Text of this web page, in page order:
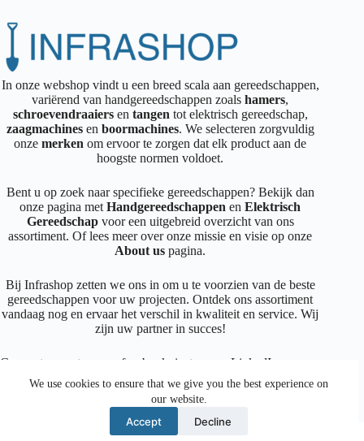
We use cookies to ensure that we give you the best experience on
our website.
Accept Decline
In onze webshop vindt u een breed scala aan gereedschappen,
variërend van handgereedschappen zoalshamers,
schroevendraaiersen tangen tot elektrisch gereedschap,
zaagmachines en boormachines. We selecteren zorgvuldig
onzemerkenom ervoor te zorgen dat elk product aan de
hoogste normen voldoet.
Bent u op zoek naar specifieke gereedschappen? Bekijk dan
onze pagina metHandgereedschappen enElektrisch
Gereedschapvoor een uitgebreid overzicht van ons
assortiment. Of lees meer over onze missie en visie op onze
About us pagina.
Bij Infrashop zetten we ons in om u te voorzien van de beste
gereedschappen voor uw projecten. Ontdek ons assortiment
vandaag nog en ervaar het verschil in kwaliteit en service. Wij
zijn uw partner in succes!
Connecteer met ons op facebook instagram LinkedIn
Facebook
Instagram
LinkedIn
© 2026 Crea Design BE0464.993.353 |Cookie Policy